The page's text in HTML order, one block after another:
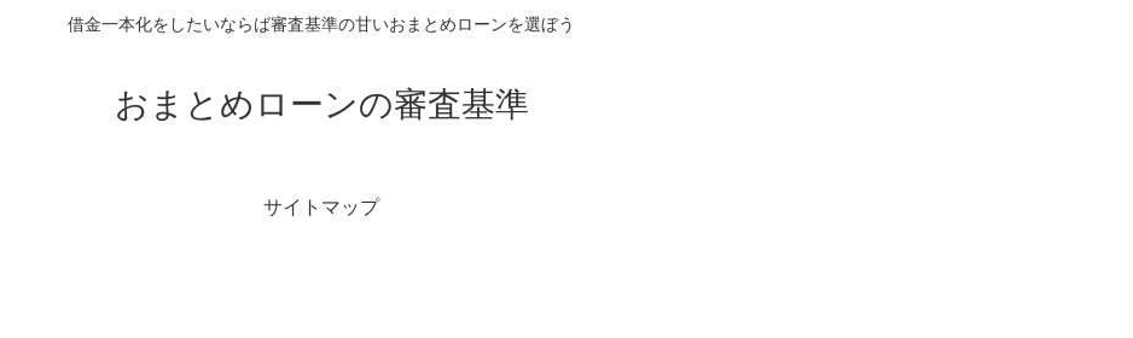
借金一本化をしたいならば審査基準の甘いおまとめローンを選ぼう
おまとめローンの審査基準
サイトマップ